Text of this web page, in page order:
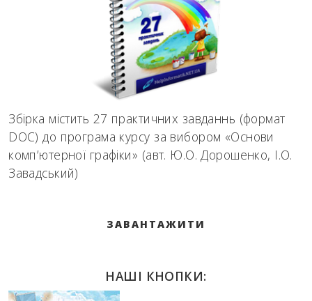
Збірка містить 27 практичних завданнь (формат
DOC) до програма курсу за вибором «Основи
комп’ютерної графіки» (авт. Ю.О. Дорошенко, І.О.
Завадський)
ЗАВАНТАЖИТИ
НАШІ КНОПКИ: